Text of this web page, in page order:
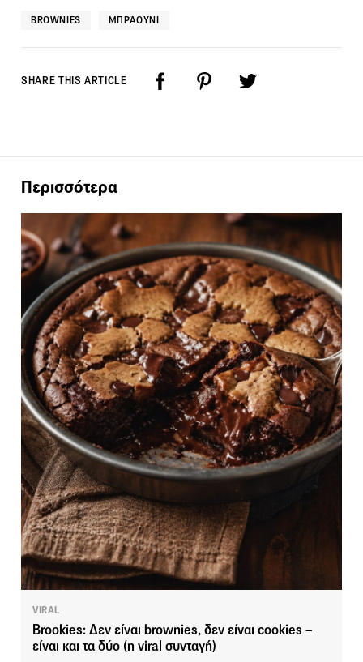
BROWNIES ΜΠΡΆΟΥΝΙ
SHARE THIS ARTICLE
Περισσότερα
VIRAL
Brookies: Δεν είναι brownies, δεν είναι cookies –
είναι και τα δύο (η viral συνταγή)